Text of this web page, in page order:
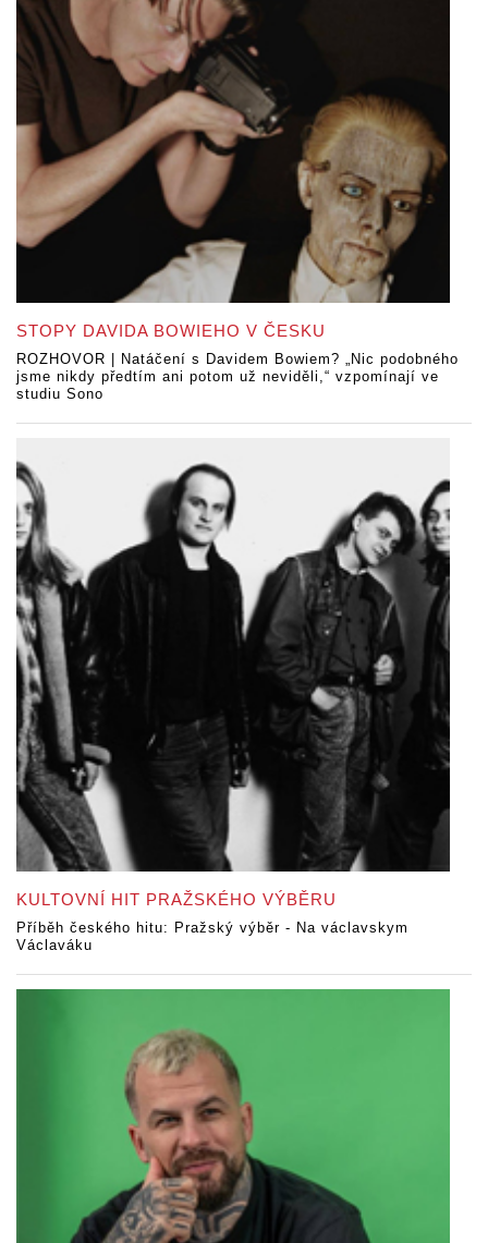
STOPY DAVIDA BOWIEHO V ČESKU
ROZHOVOR | Natáčení s Davidem Bowiem? „Nic podobného
jsme nikdy předtím ani potom už neviděli,“ vzpomínají ve
studiu Sono
KULTOVNÍ HIT PRAŽSKÉHO VÝBĚRU
Příběh českého hitu: Pražský výběr - Na václavskym
Václaváku